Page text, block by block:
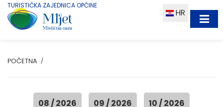
TURISTIČKA ZAJEDNICA OPĆINE
HR
POČETNA
08 / 2026 09 / 2026 10 / 2026